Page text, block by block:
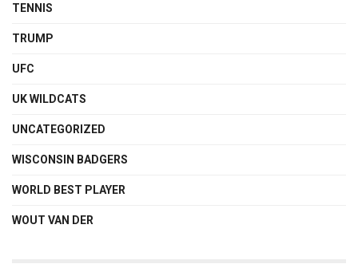
TENNIS
TRUMP
UFC
UK WILDCATS
UNCATEGORIZED
WISCONSIN BADGERS
WORLD BEST PLAYER
WOUT VAN DER